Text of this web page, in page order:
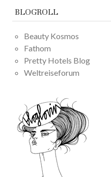
BLOGROLL
Beauty Kosmos
Fathom
Pretty Hotels Blog
Weltreiseforum